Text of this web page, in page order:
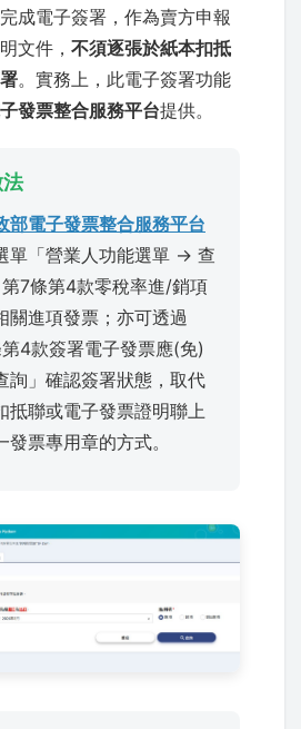
成電子簽署，作為賣方申報
文件， 不須逐張於紙本扣抵
。實務上，此電子簽署功能
發票整合服務平台提供。
部電子發票整合服務平台
單「營業人功能選單 → 查
7條第4款零稅率進/銷項
關進項發票；亦可透過
第4款簽署電子發票應(免)
詢」確認簽署狀態，取代
抵聯或電子發票證明聯上
票專用章的方式。